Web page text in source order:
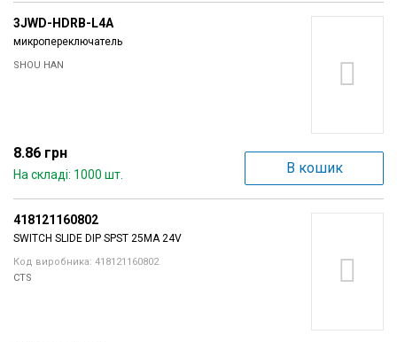
3JWD-HDRB-L4A
микропереключатель
SHOU HAN
8.86 грн
На складі: 1000 шт. В кошик
418121160802
SWITCH SLIDE DIP SPST 25MA 24V
Код виробника: 418121160802
CTS